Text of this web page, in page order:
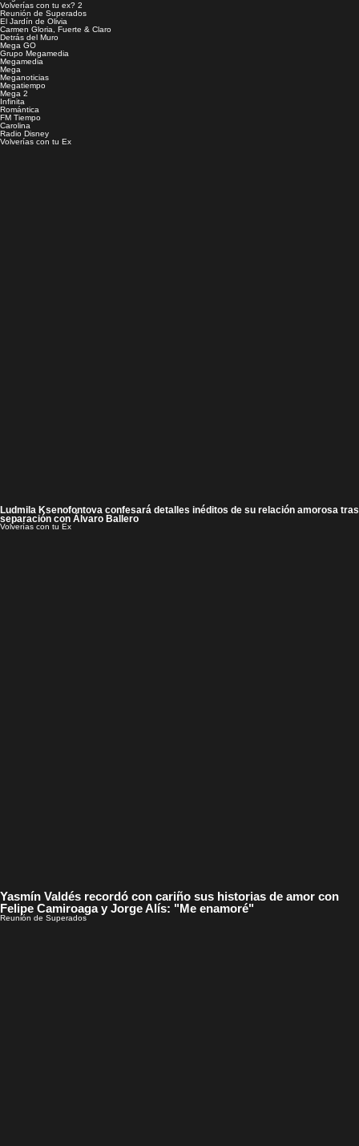
Volverías con tu ex? 2
Reunión de Superados
El Jardín de Olivia
Carmen Gloria, Fuerte & Claro
Detrás del Muro
Mega GO
Grupo Megamedia
Megamedia
Mega
Meganoticias
Megatiempo
Mega 2
Infinita
Romántica
FM Tiempo
Carolina
Radio Disney
Volverías con tu Ex
Ludmila Ksenofontova confesará detalles inéditos de su relación amorosa tras
separación con Álvaro Ballero
Volverías con tu Ex
Yasmín Valdés recordó con cariño sus historias de amor con
Felipe Camiroaga y Jorge Alís: "Me enamoré"
Reunión de Superados